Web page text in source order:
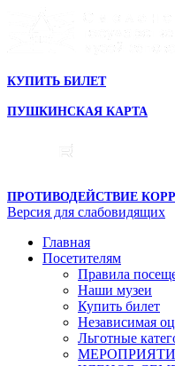
КУПИТЬ БИЛЕТ
ПУШКИНСКАЯ КАРТА
ПРОТИВОДЕЙСТВИЕ
Версия для слабовидящих
Главная
Посетителям
Правила
Наши музеи
Купить билет
Независимая
Льготные